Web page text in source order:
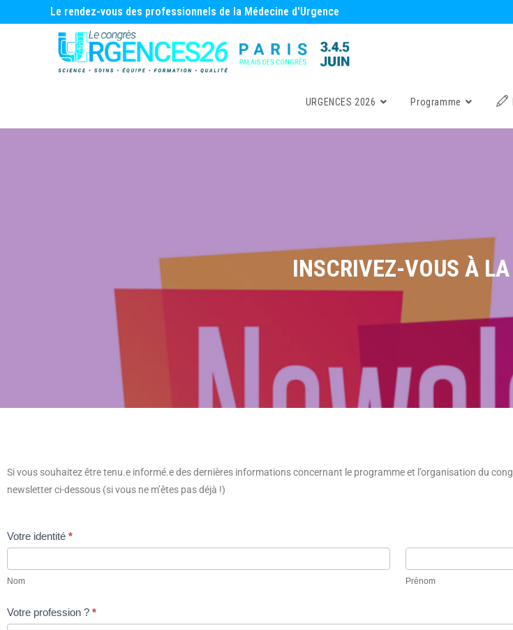
Le rendez-vous des professionnels de la Médecine d'Urgence
URGENCES 2026 Programme
INSCRIVEZ-VOUS À
Si vous souhaitez être tenu.e informé.e des dernières informations concernant le programme et l’organisation du
newsletter ci-dessous (si vous ne m’êtes pas déjà !)
Inscription
à
la
newsletter
Votre identité *
Nom Prénom
Votre profession ? *